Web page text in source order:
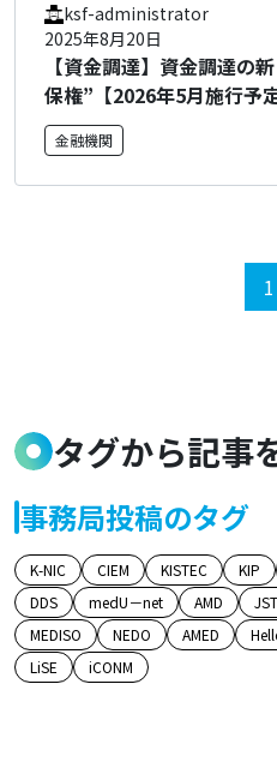
【資金調達】資金調達の
保権”【2026年5月施行予定
2025年8月20日
ksf-administrator
金融機関
1
タグから記事
事務局投稿のタグ
K-NIC CIEM KISTEC KIP
DDS
medU－net AMD JST
MEDISO
NEDO AMED
LiSE
iCONM